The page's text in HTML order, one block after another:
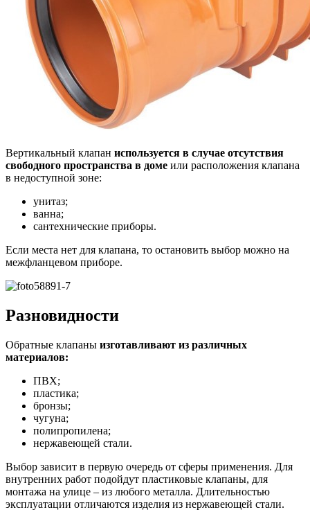
Вертикальный клапан используется в случае отсутствия
свободного пространства в доме или расположения клапана
в недоступной зоне:
унитаз;
ванна;
сантехнические приборы.
Если места нет для клапана, то остановить выбор можно на
межфланцевом приборе.
Разновидности
Обратные клапаны изготавливают из различных
материалов:
ПВХ;
пластика;
бронзы;
чугуна;
полипропилена;
нержавеющей стали.
Выбор зависит в первую очередь от сферы применения. Для
внутренних работ подойдут пластиковые клапаны, для
монтажа на улице – из любого металла. Длительностью
эксплуатации отличаются изделия из нержавеющей стали.